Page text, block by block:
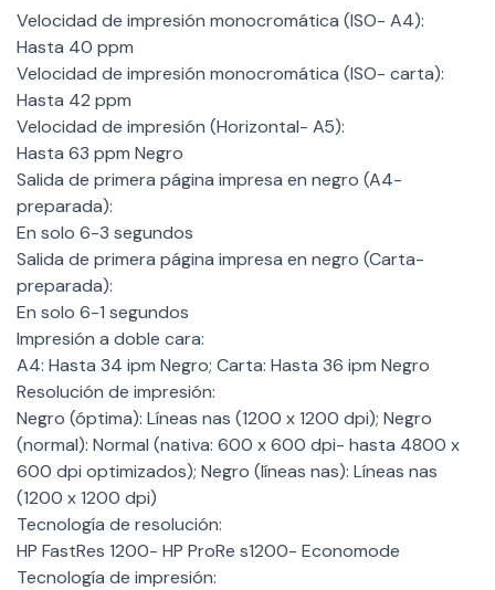
Velocidad de impresión monocromática (ISO- A4):
Hasta 40 ppm
Velocidad de impresión monocromática (ISO- carta):
Hasta 42 ppm
Velocidad de impresión (Horizontal- A5):
Hasta 63 ppm Negro
Salida de primera página impresa en negro (A4-
preparada):
En solo 6-3 segundos
Salida de primera página impresa en negro (Carta-
preparada):
En solo 6-1 segundos
Impresión a doble cara:
A4: Hasta 34 ipm Negro; Carta: Hasta 36 ipm Negro
Resolución de impresión:
Negro (óptima): Líneas nas (1200 x 1200 dpi); Negro
(normal): Normal (nativa: 600 x 600 dpi- hasta 4800 x
600 dpi optimizados); Negro (líneas nas): Líneas nas
(1200 x 1200 dpi)
Tecnología de resolución:
HP FastRes 1200- HP ProRe s1200- Economode
Tecnología de impresión: